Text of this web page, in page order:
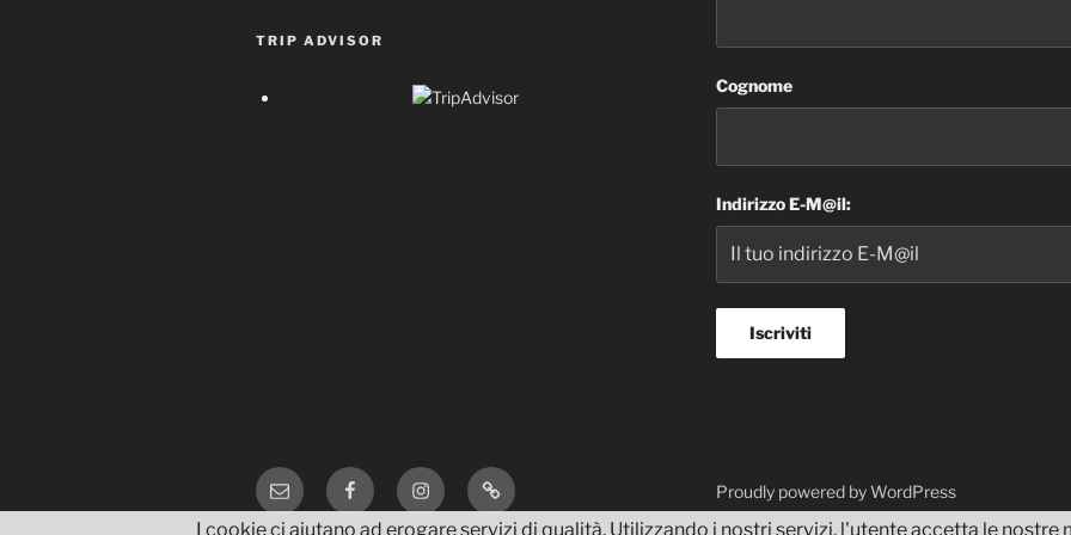
TRIP ADVISOR
Cognome
Indirizzo E-M@il:
Email FacebookInstagramTripAdvisor Proudly powered by WordPress
I cookie ci aiutano ad erogare servizi di qualità. Utilizzando i nostri servizi, l'utente accetta le nostre